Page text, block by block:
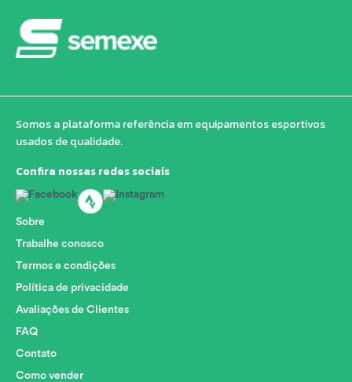
Somos a plataforma referência em equipamentos esportivos
usados de qualidade.
Confira nossas redes sociais
Sobre
Trabalhe conosco
Termos e condições
Política de privacidade
Avaliações de Clientes
FAQ
Contato
Como vender